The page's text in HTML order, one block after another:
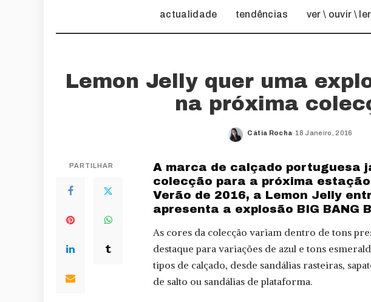
actualidade tendências ver \ ouvir \ ler
Lemon Jelly quer uma
na próxima
Posted
Cátia Rocha 18 Janeiro, 2016
PARTILHAR
A marca de calçado portuguesa
colecção para a próxima
Verão de 2016, a Lemon Jelly
apresenta a explosão BIG BANG
As cores da colecção variam dentro de tons
destaque para variações de azul e tons
tipos de calçado, desde sandálias rasteiras,
de salto ou sandálias de plataforma.